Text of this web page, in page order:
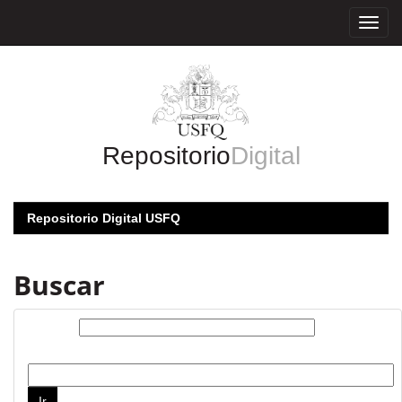
RepositorioDigital
Repositorio Digital USFQ
Buscar